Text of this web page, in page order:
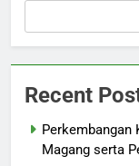
Recent
Perkembangan
Magang serta